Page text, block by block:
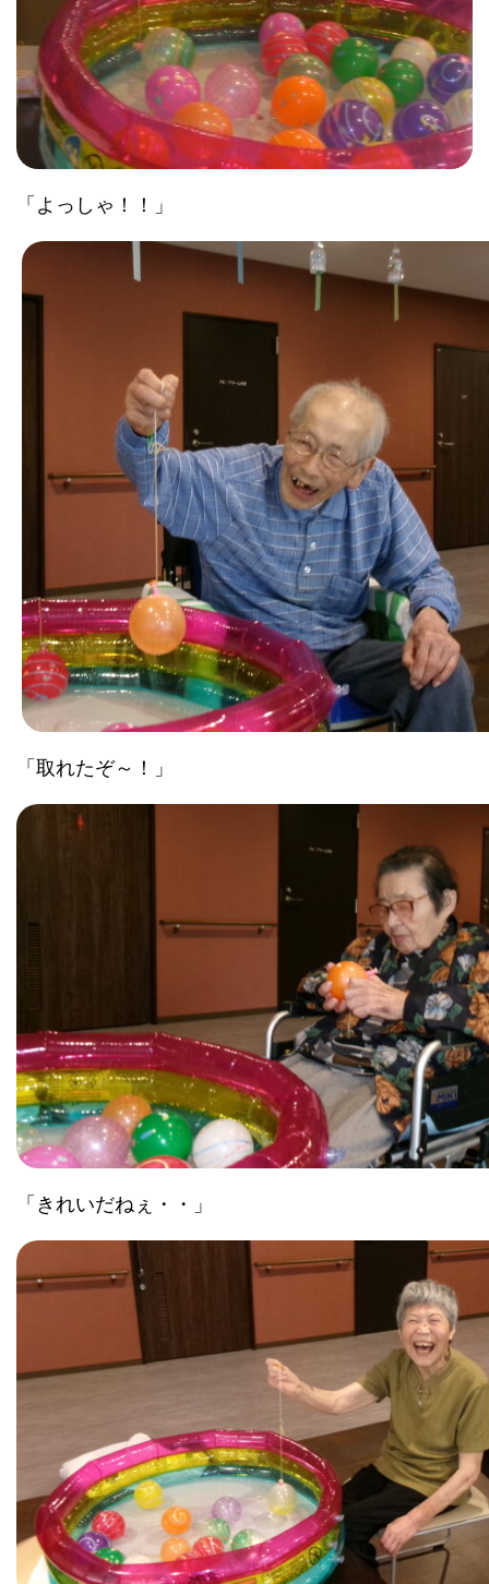
「よっしゃ！！」
「取れたぞ～！」
「きれいだねぇ・・」